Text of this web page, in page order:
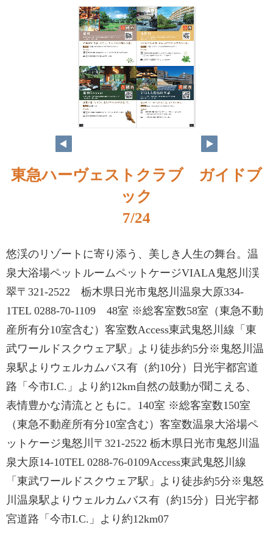
東急ハーヴェストクラブ ガイドブ
ック
7/24
悠渓のリゾートに寄り添う、美しき人生の舞台。温
泉大浴場ペットルームペットケージVIALA鬼怒川渓
翠〒321-2522 栃木県日光市鬼怒川温泉大原334-
1TEL 0288-70-1109 48室 ※総客室数58室（東急不動
産所有分10室含む）客室数Access東武鬼怒川線「東
武ワールドスクウェア駅」より徒歩約5分※鬼怒川温
泉駅よりウェルカムバス有（約10分）日光宇都宮道
路「今市I.C.」より約12km自然の鼓動が聞こえる、
表情豊かな清流とともに。140室 ※総客室数150室
（東急不動産所有分10室含む）客室数温泉大浴場ペ
ットケージ鬼怒川〒321-2522 栃木県日光市鬼怒川温
泉大原14-10TEL 0288-76-0109Access東武鬼怒川線
「東武ワールドスクウェア駅」より徒歩約5分※鬼怒
川温泉駅よりウェルカムバス有（約15分）日光宇都
宮道路「今市I.C.」より約12km07